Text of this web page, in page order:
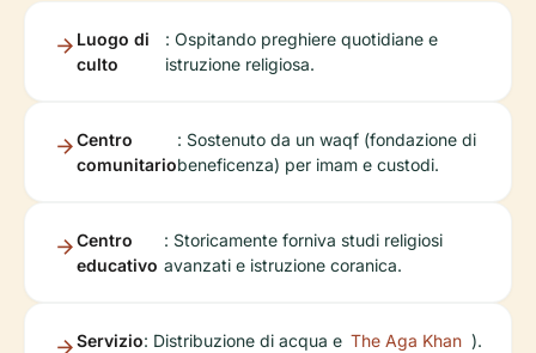
Luogo di
culto
: Ospitando preghiere quotidiane e
istruzione religiosa.
Centro
comunitario
: Sostenuto da un waqf (fondazione di
beneficenza) per imam e custodi.
Centro
educativo
: Storicamente forniva studi religiosi
avanzati e istruzione coranica.
Servizio: Distribuzione di acqua e The Aga Khan ).